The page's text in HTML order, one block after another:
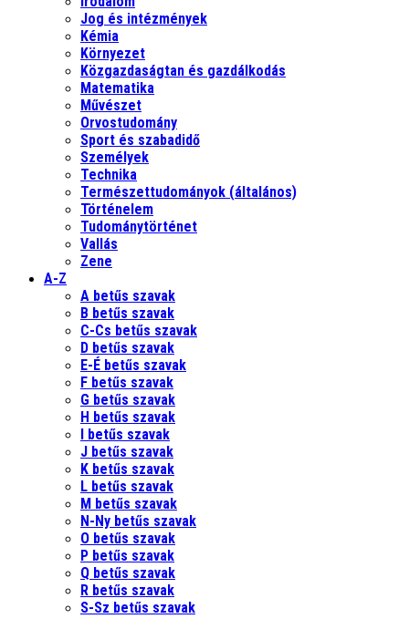
Jog és intézmények
Kémia
Környezet
Közgazdaságtan és gazdálkodás
Matematika
Művészet
Orvostudomány
Sport és szabadidő
Személyek
Technika
Természettudományok (általános)
Történelem
Tudománytörténet
Vallás
Zene
A-Z
A betűs szavak
B betűs szavak
C-Cs betűs szavak
D betűs szavak
E-É betűs szavak
F betűs szavak
G betűs szavak
H betűs szavak
I betűs szavak
J betűs szavak
K betűs szavak
L betűs szavak
M betűs szavak
N-Ny betűs szavak
O betűs szavak
P betűs szavak
Q betűs szavak
R betűs szavak
S-Sz betűs szavak